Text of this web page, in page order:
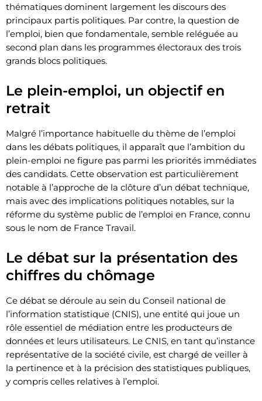
thématiques dominent largement les discours des
principaux partis politiques. Par contre, la question de
l’emploi, bien que fondamentale, semble reléguée au
second plan dans les programmes électoraux des trois
grands blocs politiques.
Le plein-emploi, un objectif en
retrait
Malgré l’importance habituelle du thème de l’emploi
dans les débats politiques, il apparaît que l’ambition du
plein-emploi ne figure pas parmi les priorités immédiates
des candidats. Cette observation est particulièrement
notable à l’approche de la clôture d’un débat technique,
mais avec des implications politiques notables, sur la
réforme du système public de l’emploi en France, connu
sous le nom de France Travail.
Le débat sur la présentation des
chiffres du chômage
Ce débat se déroule au sein du Conseil national de
l’information statistique (CNIS), une entité qui joue un
rôle essentiel de médiation entre les producteurs de
données et leurs utilisateurs. Le CNIS, en tant qu’instance
représentative de la société civile, est chargé de veiller à
la pertinence et à la précision des statistiques publiques,
y compris celles relatives à l’emploi.